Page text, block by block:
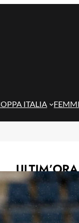
ITALIA
ULTIM’ORA
29 Maggio